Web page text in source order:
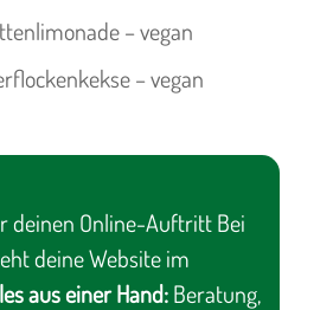
– vegan
– vegan
deinen Online-Auftritt Bei
deine Website im
aus einer Hand:Beratung,